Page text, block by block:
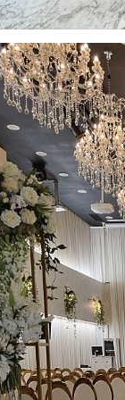
스 소식
기
소중한 후기입니다.